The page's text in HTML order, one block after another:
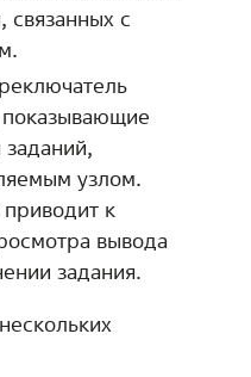
связанных с
показывающие
узлом.
к
вывода
задания.